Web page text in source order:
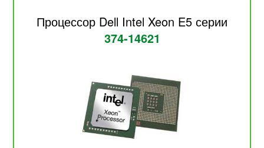
Процессор Dell Intel Xeon E5 серии
374-14621